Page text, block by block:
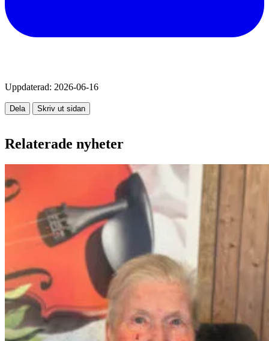
Uppdaterad: 2026-06-16
Dela Skriv ut sidan
Relaterade nyheter